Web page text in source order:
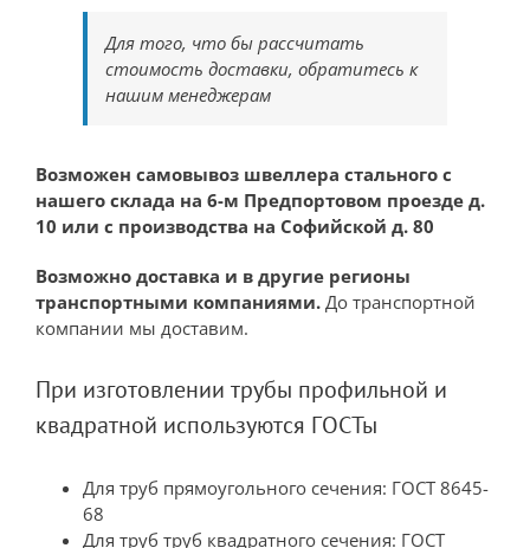
Для того, что бы рассчитать
стоимость доставки, обратитесь к
нашим менеджерам
Возможен самовывоз швеллера стального с
нашего склада на 6-м Предпортовом проезде д.
10 или с производства на Софийской д. 80
Возможно доставка и в другие регионы
транспортными компаниями. До транспортной
компании мы доставим.
При изготовлении трубы профильной и
квадратной используются ГОСТы
Для труб прямоугольного сечения: ГОСТ 8645-
68
Для труб труб квадратного сечения: ГОСТ